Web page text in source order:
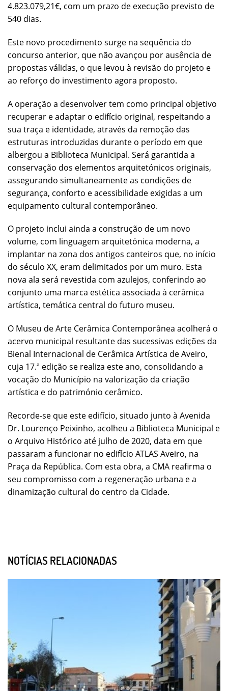
4.823.079,21€, com um prazo de execução previsto de
540 dias.
Este novo procedimento surge na sequência do
concurso anterior, que não avançou por ausência de
propostas válidas, o que levou à revisão do projeto e
ao reforço do investimento agora proposto.
A operação a desenvolver tem como principal objetivo
recuperar e adaptar o edifício original, respeitando a
sua traça e identidade, através da remoção das
estruturas introduzidas durante o período em que
albergou a Biblioteca Municipal. Será garantida a
conservação dos elementos arquitetónicos originais,
assegurando simultaneamente as condições de
segurança, conforto e acessibilidade exigidas a um
equipamento cultural contemporâneo.
O projeto inclui ainda a construção de um novo
volume, com linguagem arquitetónica moderna, a
implantar na zona dos antigos canteiros que, no início
do século XX, eram delimitados por um muro. Esta
nova ala será revestida com azulejos, conferindo ao
conjunto uma marca estética associada à cerâmica
artística, temática central do futuro museu.
O Museu de Arte Cerâmica Contemporânea acolherá o
acervo municipal resultante das sucessivas edições da
Bienal Internacional de Cerâmica Artística de Aveiro,
cuja 17.ª edição se realiza este ano, consolidando a
vocação do Município na valorização da criação
artística e do património cerâmico.
Recorde-se que este edifício, situado junto à Avenida
Dr. Lourenço Peixinho, acolheu a Biblioteca Municipal e
o Arquivo Histórico até julho de 2020, data em que
passaram a funcionar no edifício ATLAS Aveiro, na
Praça da República. Com esta obra, a CMA reafirma o
seu compromisso com a regeneração urbana e a
dinamização cultural do centro da Cidade.
NOTÍCIAS RELACIONADAS